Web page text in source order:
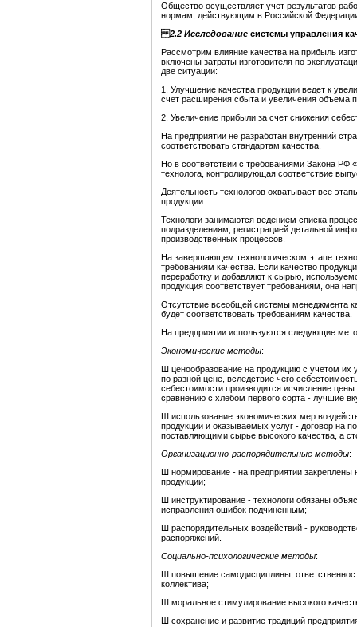
Общество осуществляет учет результатов
нормам, действующим в Российской
2.2 Исследование системы управления
Рассмотрим влияние качества на прибыль
включены затраты изготовителя по
две ситуации:
1. Улучшение качества продукции ведет к
счет расширения сбыта и увеличения объема
2. Увеличение прибыли за счет снижения
На предприятии не разработан внутренний
соответствовать стандартам качества.
Но в соответствии с требованиями Закона РФ
технолога, контролирующая соответствие
Деятельность технологов охватывает все
продукции.
Технологи занимаются ведением списка
подразделениям, регистрацией детальной
производственных процессов.
На завершающем технологическом этапе
требованиям качества. Если качество
переработку и добавляют к сырью,
продукция соответствует требованиям, она
Отсутствие всеобщей системы менеджмента
будет соответствовать требованиям качества.
На предприятии используются следующие
Экономические методы:
Ш ценообразование на продукцию с учетом их
по разной цене, вследствие чего
себестоимости производится исчисление
сравнению с хлебом первого сорта - лучшие
Ш использование экономических мер
продукции и оказываемых услуг - договор на
поставляющими сырье высокого качества, а
Организационно-распорядительные методы:
Ш нормирование - на предприятии закреплены
продукции;
Ш инструктирование - технологи обязаны
исправления ошибок подчиненным;
Ш распорядительных воздействий -
распоряжений.
Социально-психологические методы:
Ш повышение самодисциплины,
коллектива;
Ш моральное стимулирование высокого
Ш сохранение и развитие традиций